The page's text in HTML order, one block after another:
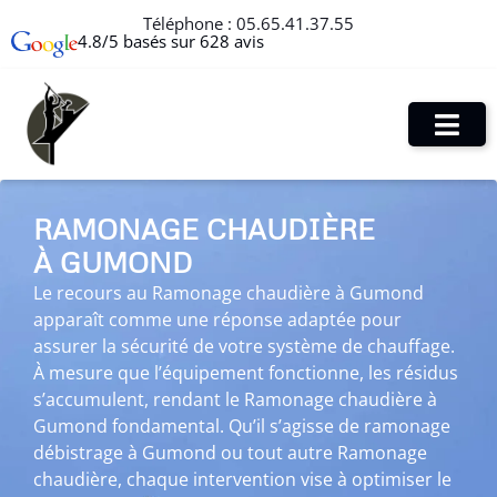
Téléphone : 05.65.41.37.55
4.8/5 basés sur 628 avis
RAMONAGE CHAUDIÈRE
À GUMOND
Le recours au Ramonage chaudière à Gumond
apparaît comme une réponse adaptée pour
assurer la sécurité de votre système de chauffage.
À mesure que l’équipement fonctionne, les résidus
s’accumulent, rendant le Ramonage chaudière à
Gumond fondamental. Qu’il s’agisse de ramonage
débistrage à Gumond ou tout autre Ramonage
chaudière, chaque intervention vise à optimiser le